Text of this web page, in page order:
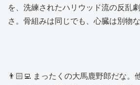
を、洗練されたハリウッド流の反乱
さ。骨組みは同じでも、心臓は別物な
👨🏻‍💻 まったくの大馬鹿野郎だな。